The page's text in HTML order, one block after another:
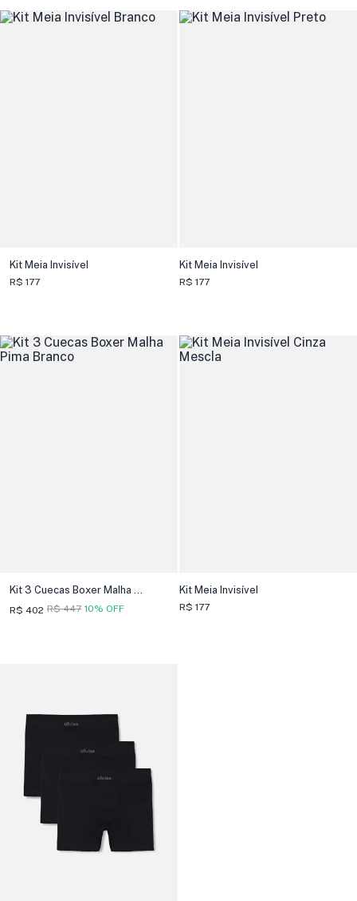
Kit Meia Invisível
R$ 177
Kit Meia Invisível
R$ 177
Kit 3 Cuecas Boxer Malha Pima
R$ 402 10% OFF
R$ 447
Kit Meia Invisível
R$ 177